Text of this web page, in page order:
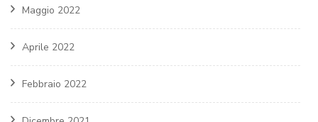
Maggio 2022
Aprile 2022
Febbraio 2022